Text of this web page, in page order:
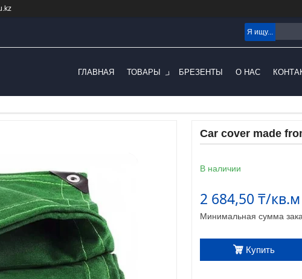
ГЛАВНАЯ ТОВАРЫ БРЕЗЕНТЫ О НАС
Car cover made
В наличии
2 684,50 ₸/кв.м
Минимальная сумма
Купить